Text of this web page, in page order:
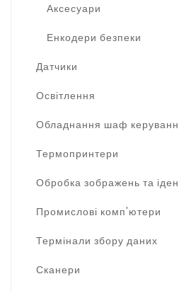
Аксесуари
Енкодери безпеки
Датчики
Освітлення
Обладнання шаф
Термопринтери
Обробка зображень та
Промислові комп'ютери
Термінали збору даних
Сканери